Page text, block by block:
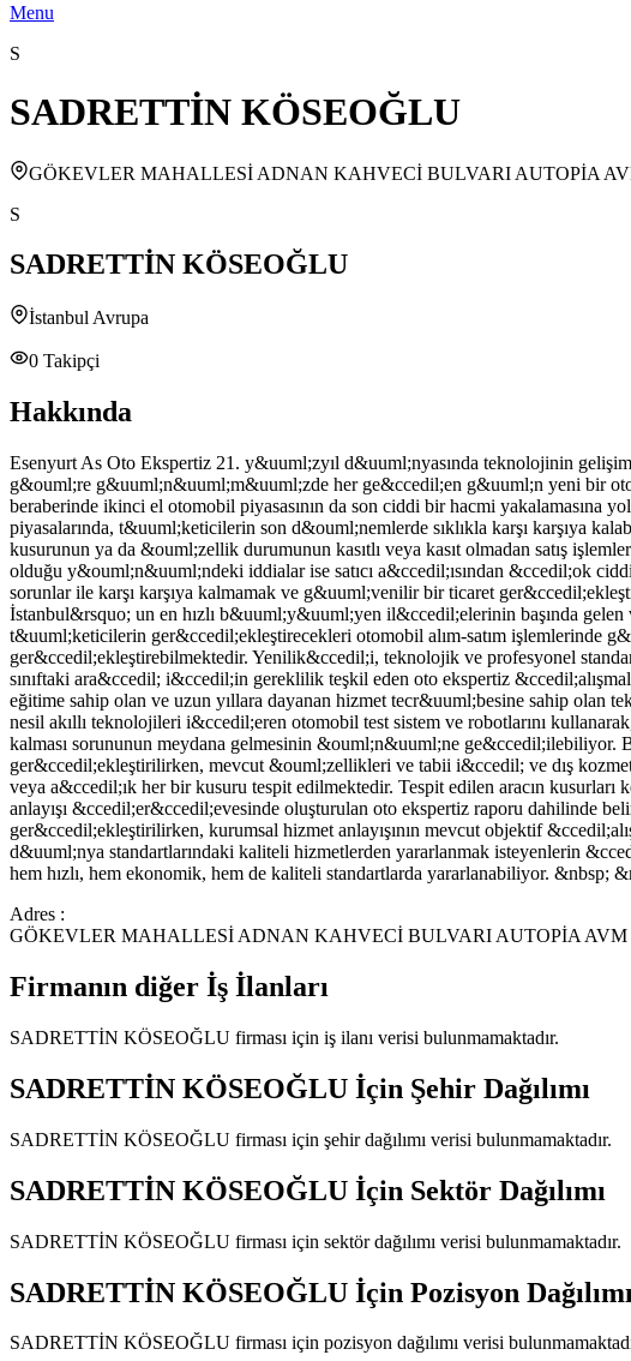
Menu
S
SADRETTİN KÖSEOĞLU
GÖKEVLER MAHALLESİ ADNAN KAHVECİ BULVARI AUTOPİA
S
SADRETTİN KÖSEOĞLU
İstanbul Avrupa
0 Takipçi
Hakkında
Esenyurt As Oto Ekspertiz 21. y&uuml;zyıl d&uuml;nyasında teknolojinin
g&ouml;re g&uuml;n&uuml;m&uuml;zde her ge&ccedil;en g&uuml;n yeni bir
beraberinde ikinci el otomobil piyasasının da son ciddi bir hacmi
piyasalarında, t&uuml;keticilerin son d&ouml;nemlerde sıklıkla karşı karşıya
kusurunun ya da &ouml;zellik durumunun kasıtlı veya kasıt olmadan satış işlemleri
olduğu y&ouml;n&uuml;ndeki iddialar ise satıcı a&ccedil;ısından &ccedil;ok
sorunlar ile karşı karşıya kalmamak ve g&uuml;venilir bir ticaret
İstanbul&rsquo; un en hızlı b&uuml;y&uuml;yen il&ccedil;elerinin başında
t&uuml;keticilerin ger&ccedil;ekleştirecekleri otomobil alım-satım işlemlerinde
ger&ccedil;ekleştirebilmektedir. Yenilik&ccedil;i, teknolojik ve profesyonel
sınıftaki ara&ccedil; i&ccedil;in gereklilik teşkil eden oto ekspertiz
eğitime sahip olan ve uzun yıllara dayanan hizmet tecr&uuml;besine sahip olan
nesil akıllı teknolojileri i&ccedil;eren otomobil test sistem ve robotlarını
kalması sorununun meydana gelmesinin &ouml;n&uuml;ne ge&ccedil;ilebiliyor.
ger&ccedil;ekleştirilirken, mevcut &ouml;zellikleri ve tabii i&ccedil; ve dış
veya a&ccedil;ık her bir kusuru tespit edilmektedir. Tespit edilen aracın
anlayışı &ccedil;er&ccedil;evesinde oluşturulan oto ekspertiz raporu dahilinde
ger&ccedil;ekleştirilirken, kurumsal hizmet anlayışının mevcut objektif
d&uuml;nya standartlarındaki kaliteli hizmetlerden yararlanmak isteyenlerin
hem hızlı, hem ekonomik, hem de kaliteli standartlarda yararlanabiliyor. &nbsp;
Adres :
GÖKEVLER MAHALLESİ ADNAN KAHVECİ BULVARI AUTOPİA AVM
Firmanın diğer İş İlanları
SADRETTİN KÖSEOĞLU firması için iş ilanı verisi bulunmamaktadır.
SADRETTİN KÖSEOĞLU İçin Şehir Dağılımı
SADRETTİN KÖSEOĞLU firması için şehir dağılımı verisi bulunmamaktadır.
SADRETTİN KÖSEOĞLU İçin Sektör Dağılımı
SADRETTİN KÖSEOĞLU firması için sektör dağılımı verisi bulunmamaktadır.
SADRETTİN KÖSEOĞLU İçin Pozisyon Dağılımı
SADRETTİN KÖSEOĞLU firması için pozisyon dağılımı verisi